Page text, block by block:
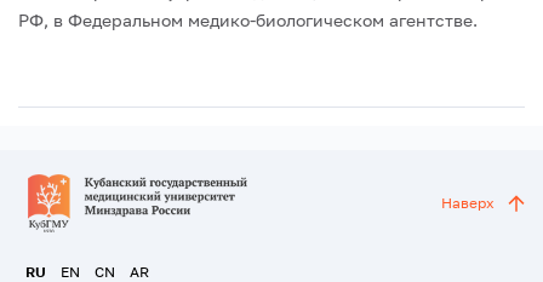
РФ, в Федеральном медико-биологическом агентстве.
RU EN CN AR
Наверх